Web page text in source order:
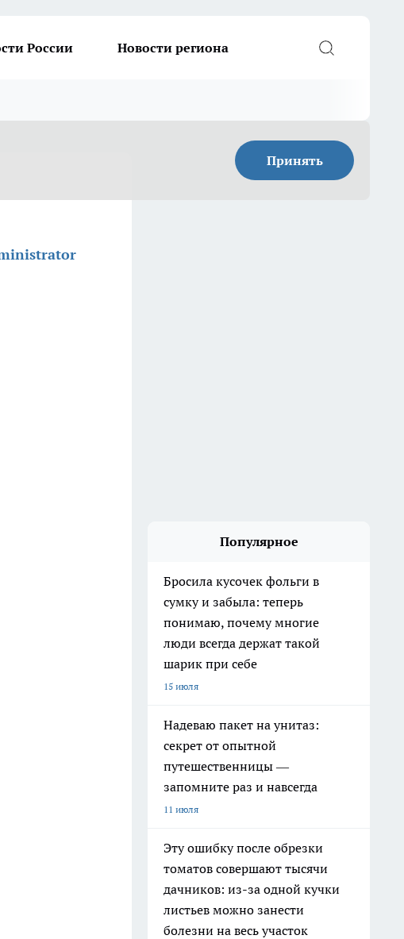
России Новости региона
Принять
Популярное
Бросила кусочек фольги в
сумку и забыла: теперь
понимаю, почему многие
люди всегда держат такой
шарик при себе
15 июля
Надеваю пакет на унитаз:
секрет от опытной
путешественницы —
запомните раз и навсегда
11 июля
Эту ошибку после обрезки
томатов совершают тысячи
дачников: из-за одной кучки
листьев можно занести
болезни на весь участок